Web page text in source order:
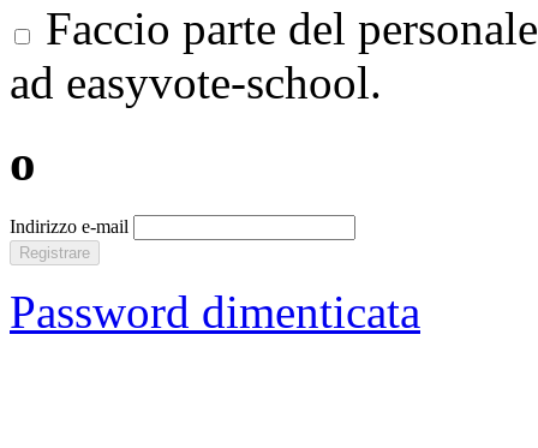
Faccio parte del
ad easyvote-school.
o
Indirizzo e-mail
Registrare
Password dimenticata